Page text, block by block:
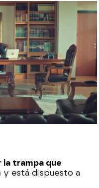
23:18
trampa que
y está dispuesto a